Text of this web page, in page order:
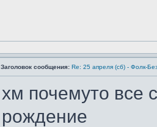
Заголовок сообщения: Re: 25 апреля (сб) - Фолк-
хм почемуто все
рождение